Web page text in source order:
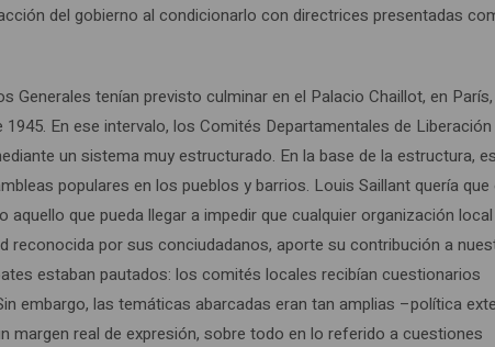
del gobierno al condicionarlo con directrices presentadas
Generales tenían previsto culminar en el Palacio Chaillot, en París,
En ese intervalo, los Comités Departamentales de
un sistema muy estructurado. En la base de la estructura,
populares en los pueblos y barrios. Louis Saillant quería
que pueda llegar a impedir que cualquier organización
reconocida por sus conciudadanos, aporte su contribución a
estaban pautados: los comités locales recibían cuestionarios
embargo, las temáticas abarcadas eran tan amplias –política
margen real de expresión, sobre todo en lo referido a cuestiones